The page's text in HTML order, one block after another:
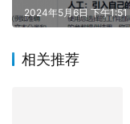
2024年5月6日 下午1:51
相关推荐